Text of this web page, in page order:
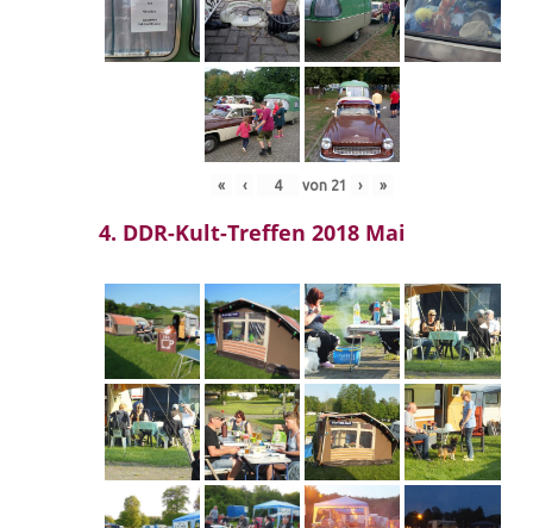
« ‹ von 21 › »
4. DDR-Kult-Treffen 2018 Mai